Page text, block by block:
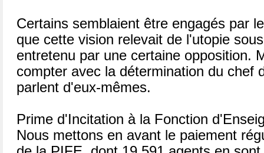
Certains semblaient être engagés par
que cette vision relevait de l'utopie
entretenu par une certaine opposition.
compter avec la détermination du chef
parlent d'eux-mêmes.
Prime d'Incitation à la Fonction
Nous mettons en avant le paiement